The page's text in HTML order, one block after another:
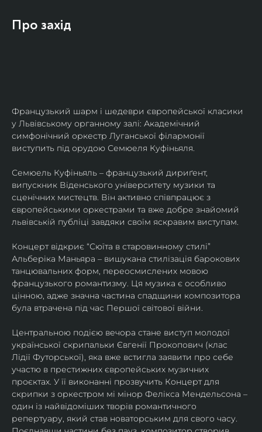
Про захід
Французький шарм і шедеври європейської класики
у Львівському органному залі: Академічний
симфонічний оркестр Луганської філармонії
виступить під орудою Семюеля Куфіньяля.
Семюель Куфіньяль – французький дириґент,
випускник Віденського університету музики та
сценічних мистецтв. Він активно співпрацює з
європейськими оркестрами та вже добре знайомий
львівській публіці завдяки своїм яскравим виступам.
Концерт відкриє “Сюїта в старовинному стилі”
Альберіка Маньяра – вишукана стилізація барокових
танцювальних форм, переосмислених мовою
французького романтизму. Ця музика є особливо
цінною, адже значна частина спадщини композитора
була втрачена під час Першої світової війни.
Центральною подією вечора стане виступ молодої
української скрипальки Євгенії Прокопович (клас
Лідії Футорської), яка вже встигла заявити про себе
участю в престижних європейських музичних
проєктах. У її виконанні прозвучить Концерт для
скрипки з оркестром мі мінор Фелікса Мендельсона –
один із найвідоміших творів романтичного
репертуару, який став новаторським для свого часу.